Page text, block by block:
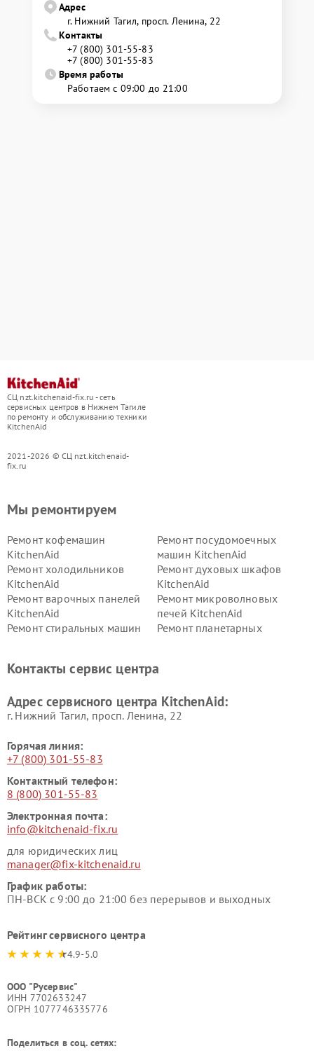
Адрес
г. Нижний Тагил, просп. Ленина, 22
Контакты
+7 (800) 301-55-83
+7 (800) 301-55-83
Время работы
Работаем с 09:00 до 21:00
СЦ nzt.kitchenaid-fix.ru - сеть
сервисных центров в Нижнем Тагиле
по ремонту и обслуживанию техники
KitchenAid
2021-2026 © СЦ nzt.kitchenaid-
fix.ru
Мы ремонтируем
Ремонт кофемашин
KitchenAid
Ремонт посудомоечных
машин KitchenAid
Ремонт холодильников
KitchenAid
Ремонт духовых шкафов
KitchenAid
Ремонт варочных панелей
KitchenAid
Ремонт микроволновых
печей KitchenAid
Ремонт стиральных машин
Ремонт планетарных
Контакты сервис центра
Адрес сервисного центра KitchenAid:
г. Нижний Тагил, просп. Ленина, 22
Горячая линия:
+7 (800) 301-55-83
Контактный телефон:
8 (800) 301-55-83
Электронная почта:
info@kitchenaid-fix.ru
для юридических лиц
manager@fix-kitchenaid.ru
График работы:
ПН-ВСК с 9:00 до 21:00 без перерывов и выходных
Рейтинг сервисного центра
4.9-5.0
ООО "Русервис"
ИНН 7702633247
ОГРН 1077746335776
Поделиться в соц. сетях: